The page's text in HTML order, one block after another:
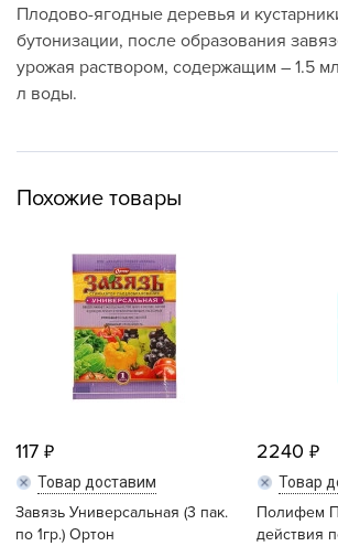
Плодово-ягодные деревья и
бутонизации, после образования
урожая раствором, содержащим – 1.5
л воды.
Похожие товары
117
Товар доставим
Завязь Универсальная (3 пак.
по 1гр.) Ортон
2240
Товар
Полифем
действия